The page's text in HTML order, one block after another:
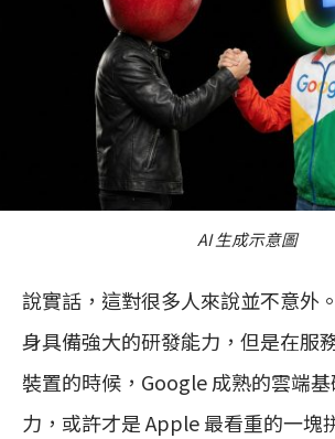
AI 生成示意圖
說實話，這對很多人來說並不意外
身具備強大的研發能力，但是在服
裝置的時候，Google 成熟的雲端
力，或許才是 Apple 最看重的一塊